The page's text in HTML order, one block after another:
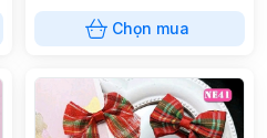
Chọn mua